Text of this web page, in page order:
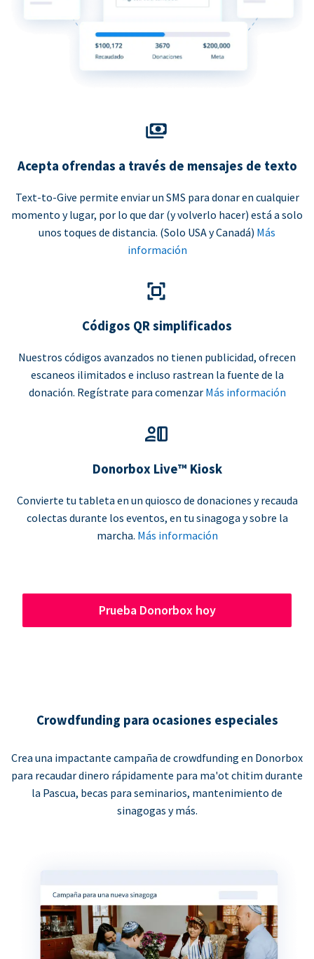
Acepta ofrendas a través de mensajes de texto
Text-to-Give permite enviar un SMS para donar en cualquier
momento y lugar, por lo que dar (y volverlo hacer) está a solo
unos toques de distancia. (Solo USA y Canadá) Más
información
Códigos QR simplificados
Nuestros códigos avanzados no tienen publicidad, ofrecen
escaneos ilimitados e incluso rastrean la fuente de la
donación. Regístrate para comenzar Más información
Donorbox Live™ Kiosk
Convierte tu tableta en un quiosco de donaciones y recauda
colectas durante los eventos, en tu sinagoga y sobre la
marcha. Más información
Prueba Donorbox hoy
Crowdfunding para ocasiones especiales
Crea una impactante campaña de crowdfunding en Donorbox
para recaudar dinero rápidamente para ma'ot chitim durante
la Pascua, becas para seminarios, mantenimiento de
sinagogas y más.